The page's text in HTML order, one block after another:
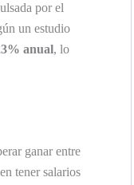
por el
un estudio
anual, lo
ganar entre
tener salarios